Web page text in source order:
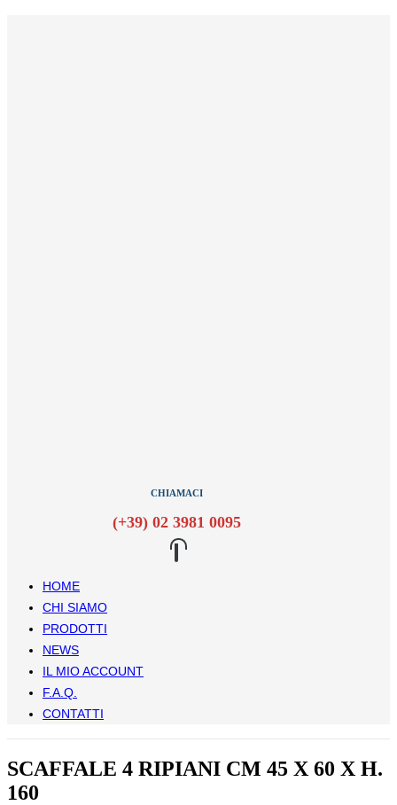
CHIAMACI
(+39) 02 3981 0095
HOME
CHI SIAMO
PRODOTTI
NEWS
IL MIO ACCOUNT
F.A.Q.
CONTATTI
SCAFFALE 4 RIPIANI CM 45 X 60 X H.
160